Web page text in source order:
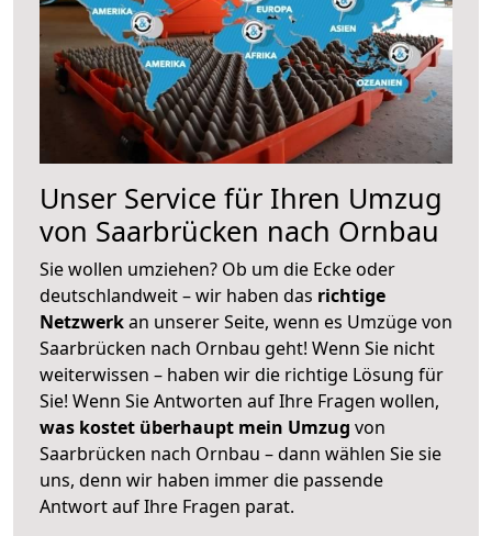
Unser Service für Ihren Umzug
von Saarbrücken nach Ornbau
Sie wollen umziehen? Ob um die Ecke oder
deutschlandweit – wir haben das richtige
Netzwerkan unserer Seite, wenn es Umzüge von
Saarbrücken nach Ornbau geht! Wenn Sie nicht
weiterwissen – haben wir die richtige Lösung für
Sie! Wenn Sie Antworten auf Ihre Fragen wollen,
was kostet überhaupt mein Umzug von
Saarbrücken nach Ornbau – dann wählen Sie sie
uns, denn wir haben immer die passende
Antwort auf Ihre Fragen parat.